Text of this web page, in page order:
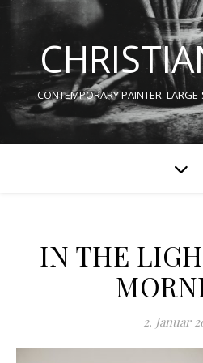
CONTEMPORARY PAINTER.
IN THE
2. Januar